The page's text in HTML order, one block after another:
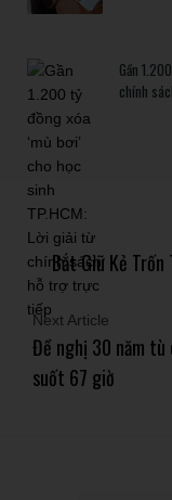
Gần
chính
Bắt Giữ Kẻ Trốn
Next Article
Đề nghị 30 năm tù
suốt 67 giờ